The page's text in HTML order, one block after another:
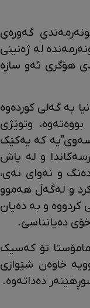
گەورەی
لە ژەنینی
هۆگری ئەو سازە
بە گەلی کوردەوە
وتوێژی
کە یەکێک
و لە پاش
و نەوای نەی،
و لەگەڵ هەموو
کردووە و بە دەیان
دەیانناسێ.
تۆ کەسیک
خاوەن شێوازی
دەداتەوە.